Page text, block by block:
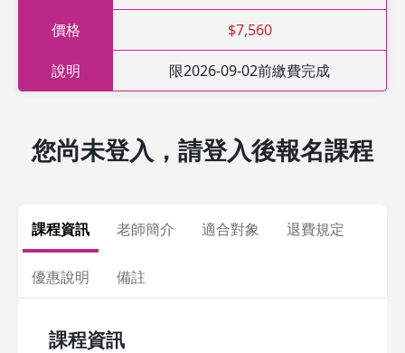
價格 $7,560
說明 限2026-09-02前繳費完成
您尚未登入，請登入後報名課程
課程資訊 老師簡介 適合對象 退費規定
優惠說明 備註
課程資訊